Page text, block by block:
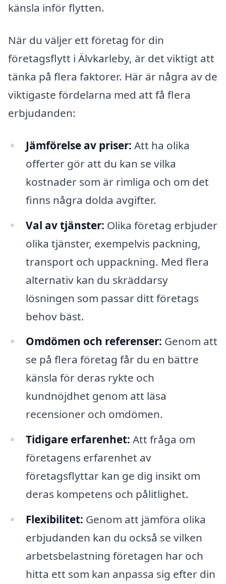
känsla inför flytten.
När du väljer ett företag för din
företagsflytt i Älvkarleby, är det viktigt att
tänka på flera faktorer. Här är några av de
viktigaste fördelarna med att få flera
erbjudanden:
Jämförelse av priser: Att ha olika
offerter gör att du kan se vilka
kostnader som är rimliga och om det
finns några dolda avgifter.
Val av tjänster: Olika företag erbjuder
olika tjänster, exempelvis packning,
transport och uppackning. Med flera
alternativ kan du skräddarsy
lösningen som passar ditt företags
behov bäst.
Omdömen och referenser: Genom att
se på flera företag får du en bättre
känsla för deras rykte och
kundnöjdhet genom att läsa
recensioner och omdömen.
Tidigare erfarenhet: Att fråga om
företagens erfarenhet av
företagsflyttar kan ge dig insikt om
deras kompetens och pålitlighet.
Flexibilitet: Genom att jämföra olika
erbjudanden kan du också se vilken
arbetsbelastning företagen har och
hitta ett som kan anpassa sig efter din